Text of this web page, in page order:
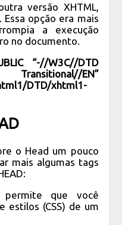
versão XHTML,
Essa opção era mais
a execução
no documento.
“-//W3C//DTD
EN”
DTD/xhtml1-
o Head um pouco
mais algumas tags
que você
estilos (CSS) de um